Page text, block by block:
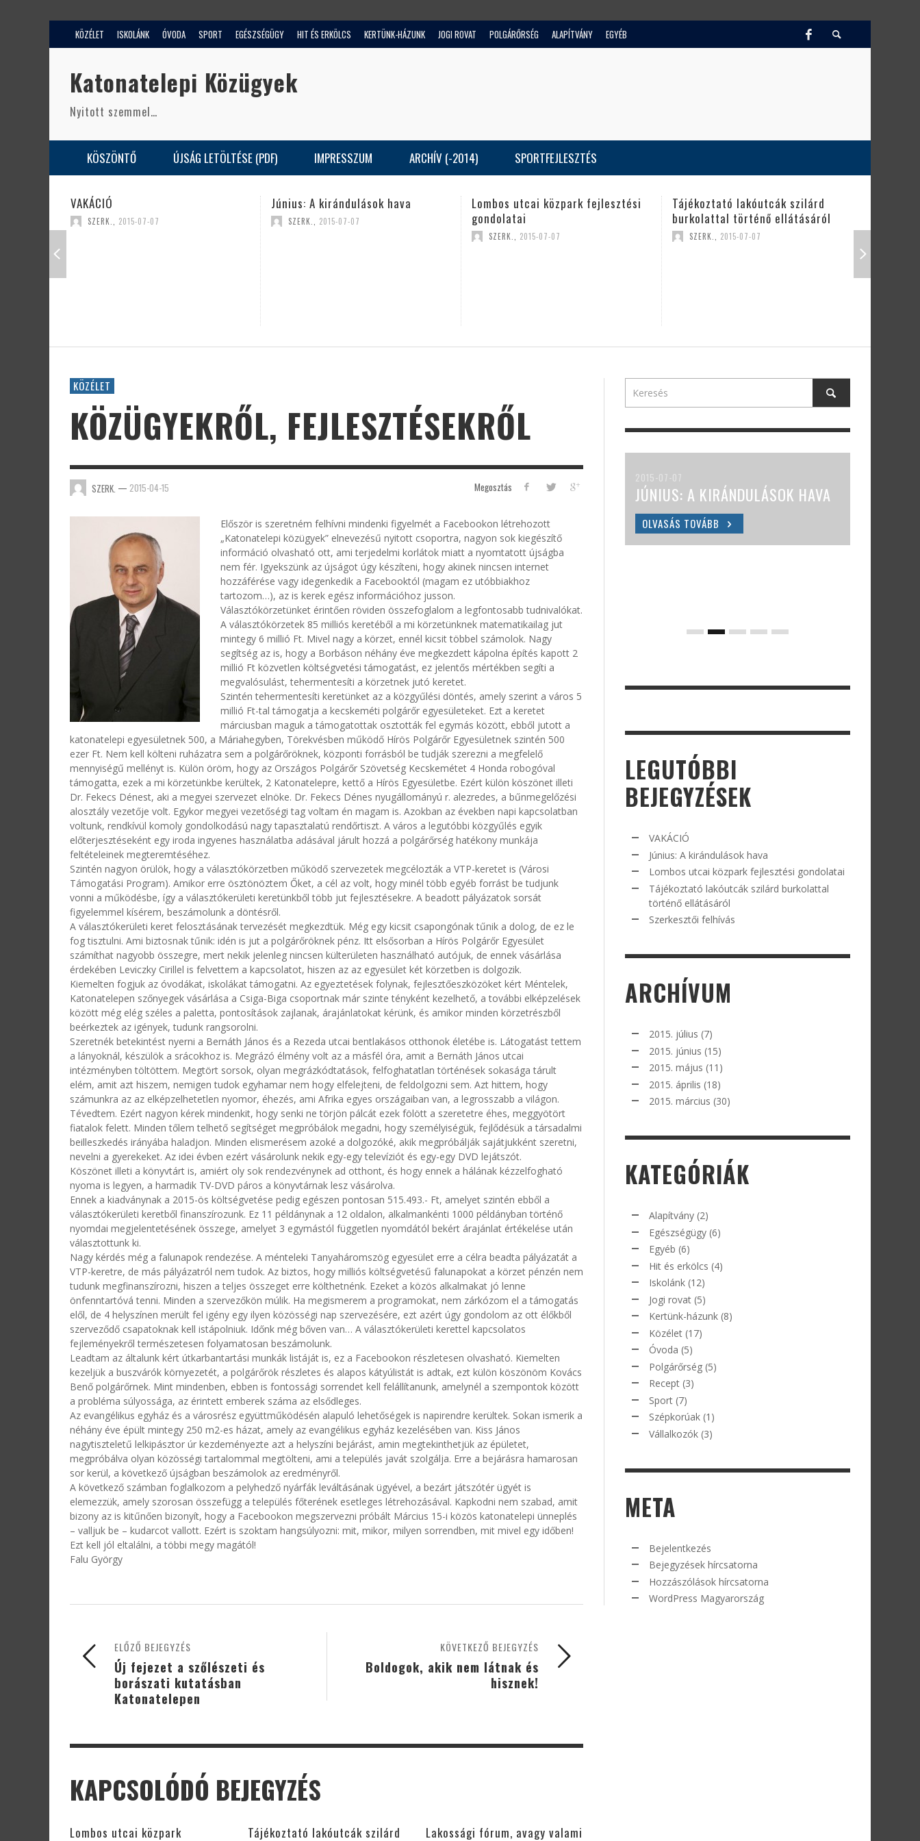
KÖZÉLET ISKOLÁNK ÓVODA SPORT EGÉSZSÉGÜGY HIT ÉS ERKÖLCS KERTÜNK-HÁZUNK JOGI ROVAT POLGÁRŐRSÉG ALAPÍTVÁNY EGYÉB
Katonatelepi Közügyek
Nyitott szemmel…
KÖSZÖNTŐ ÚJSÁG LETÖLTÉSE (PDF) IMPRESSZUM ARCHÍV (-2014) SPORTFEJLESZTÉS
SZERK.
Lombos utcai közpark fejlesztési
gondolatai
Tájékoztató lakóutcák szilárd
burkolattal történő ellátásáról
SZERK.
Szerkesztői felhívás
SZERK., 2015-07-07
KÖZÉLET
KÖZÜGYEKRŐL, FEJLESZTÉSEKRŐL
Megosztás
SZERK. — 2015-04-15
Először is szeretném felhívni mindenki figyelmét a Facebookon létrehozott
„Katonatelepi közügyek” elnevezésű nyitott csoportra, nagyon sok kiegészítő
információ olvasható ott, ami terjedelmi korlátok miatt a nyomtatott újságba
nem fér. Igyekszünk az újságot úgy készíteni, hogy akinek nincsen internet
hozzáférése vagy idegenkedik a Facebooktól (magam ez utóbbiakhoz
tartozom…), az is kerek egész információhoz jusson.
Választókörzetünket érintően röviden összefoglalom a legfontosabb tudnivalókat.
A választókörzetek 85 milliós keretéből a mi körzetünknek matematikailag jut
mintegy 6 millió Ft. Mivel nagy a körzet, ennél kicsit többel számolok. Nagy
segítség az is, hogy a Borbáson néhány éve megkezdett kápolna építés kapott 2
millió Ft közvetlen költségvetési támogatást, ez jelentős mértékben segíti a
megvalósulást, tehermentesíti a körzetnek jutó keretet.
Szintén tehermentesíti keretünket az a közgyűlési döntés, amely szerint a város 5
millió Ft-tal támogatja a kecskeméti polgárőr egyesületeket. Ezt a keretet
márciusban maguk a támogatottak osztották fel egymás között, ebből jutott a
katonatelepi egyesületnek 500, a Máriahegyben, Törekvésben működő Hírös Polgárőr Egyesületnek szintén 500
ezer Ft. Nem kell költeni ruházatra sem a polgárőröknek, központi forrásból be tudják szerezni a megfelelő
mennyiségű mellényt is. Külön öröm, hogy az Országos Polgárőr Szövetség Kecskemétet 4 Honda robogóval
támogatta, ezek a mi körzetünkbe kerültek, 2 Katonatelepre, kettő a Hírös Egyesületbe. Ezért külön köszönet illeti
Dr. Fekecs Dénest, aki a megyei szervezet elnöke. Dr. Fekecs Dénes nyugállományú r. alezredes, a bűnmegelőzési
alosztály vezetője volt. Egykor megyei vezetőségi tag voltam én magam is. Azokban az években napi kapcsolatban
voltunk, rendkívül komoly gondolkodású nagy tapasztalatú rendőrtiszt. A város a legutóbbi közgyűlés egyik
előterjesztéseként egy iroda ingyenes használatba adásával járult hozzá a polgárőrség hatékony munkája
feltételeinek megteremtéséhez.
Szintén nagyon örülök, hogy a választókörzetben működő szervezetek megcélozták a VTP-keretet is (Városi
Támogatási Program). Amikor erre ösztönöztem Őket, a cél az volt, hogy minél több egyéb forrást be tudjunk
vonni a működésbe, így a választókerületi keretünkből több jut fejlesztésekre. A beadott pályázatok sorsát
figyelemmel kísérem, beszámolunk a döntésről.
A választókerületi keret felosztásának tervezését megkezdtük. Még egy kicsit csapongónak tűnik a dolog, de ez le
fog tisztulni. Ami biztosnak tűnik: idén is jut a polgárőröknek pénz. Itt elsősorban a Hírös Polgárőr Egyesület
számíthat nagyobb összegre, mert nekik jelenleg nincsen külterületen használható autójuk, de ennek vásárlása
érdekében Leviczky Cirillel is felvettem a kapcsolatot, hiszen az az egyesület két körzetben is dolgozik.
Kiemelten fogjuk az óvodákat, iskolákat támogatni. Az egyeztetések folynak, fejlesztőeszközöket kért Méntelek,
Katonatelepen szőnyegek vásárlása a Csiga-Biga csoportnak már szinte tényként kezelhető, a további elképzelések
között még elég széles a paletta, pontosítások zajlanak, árajánlatokat kérünk, és amikor minden körzetrészből
beérkeztek az igények, tudunk rangsorolni.
Szeretnék betekintést nyerni a Bernáth János és a Rezeda utcai bentlakásos otthonok életébe is. Látogatást tettem
a lányoknál, készülök a srácokhoz is. Megrázó élmény volt az a másfél óra, amit a Bernáth János utcai
intézményben töltöttem. Megtört sorsok, olyan megrázkódtatások, felfoghatatlan történések sokasága tárult
elém, amit azt hiszem, nemigen tudok egyhamar nem hogy elfelejteni, de feldolgozni sem. Azt hittem, hogy
számunkra az az elképzelhetetlen nyomor, éhezés, ami Afrika egyes országaiban van, a legrosszabb a világon.
Tévedtem. Ezért nagyon kérek mindenkit, hogy senki ne törjön pálcát ezek fölött a szeretetre éhes, meggyötört
fiatalok felett. Minden tőlem telhető segítséget megpróbálok megadni, hogy személyiségük, fejlődésük a társadalmi
beilleszkedés irányába haladjon. Minden elismerésem azoké a dolgozóké, akik megpróbálják sajátjukként szeretni,
nevelni a gyerekeket. Az idei évben ezért vásárolunk nekik egy-egy televíziót és egy-egy DVD lejátszót.
Köszönet illeti a könyvtárt is, amiért oly sok rendezvénynek ad otthont, és hogy ennek a hálának kézzelfogható
nyoma is legyen, a harmadik TV-DVD páros a könyvtárnak lesz vásárolva.
Ennek a kiadványnak a 2015-ös költségvetése pedig egészen pontosan 515.493.- Ft, amelyet szintén ebből a
választókerületi keretből finanszírozunk. Ez 11 példánynak a 12 oldalon, alkalmankénti 1000 példányban történő
nyomdai megjelentetésének összege, amelyet 3 egymástól független nyomdától bekért árajánlat értékelése után
választottunk ki.
Nagy kérdés még a falunapok rendezése. A ménteleki Tanyaháromszög egyesület erre a célra beadta pályázatát a
VTP-keretre, de más pályázatról nem tudok. Az biztos, hogy milliós költségvetésű falunapokat a körzet pénzén nem
tudunk megfinanszírozni, hiszen a teljes összeget erre költhetnénk. Ezeket a közös alkalmakat jó lenne
önfenntartóvá tenni. Minden a szervezőkön múlik. Ha megismerem a programokat, nem zárkózom el a támogatás
elől, de 4 helyszínen merült fel igény egy ilyen közösségi nap szervezésére, ezt azért úgy gondolom az ott élőkből
szerveződő csapatoknak kell istápolniuk. Időnk még bőven van… A választókerületi kerettel kapcsolatos
fejleményekről természetesen folyamatosan beszámolunk.
Leadtam az általunk kért útkarbantartási munkák listáját is, ez a Facebookon részletesen olvasható. Kiemelten
kezeljük a buszvárók környezetét, a polgárőrök részletes és alapos kátyúlistát is adtak, ezt külön köszönöm Kovács
Benő polgárőrnek. Mint mindenben, ebben is fontossági sorrendet kell felállítanunk, amelynél a szempontok között
a probléma súlyossága, az érintett emberek száma az elsődleges.
Az evangélikus egyház és a városrész együttműködésén alapuló lehetőségek is napirendre kerültek. Sokan ismerik a
néhány éve épült mintegy 250 m2-es házat, amely az evangélikus egyház kezelésében van. Kiss János
nagytiszteletű lelkipásztor úr kezdeményezte azt a helyszíni bejárást, amin megtekinthetjük az épületet,
megpróbálva olyan közösségi tartalommal megtölteni, ami a település javát szolgálja. Erre a bejárásra hamarosan
sor kerül, a következő újságban beszámolok az eredményről.
A következő számban foglalkozom a pelyhedző nyárfák leváltásának ügyével, a bezárt játszótér ügyét is
elemezzük, amely szorosan összefügg a település főterének esetleges létrehozásával. Kapkodni nem szabad, amit
bizony az is kitűnően bizonyít, hogy a Facebookon megszervezni próbált Március 15-i közös katonatelepi ünneplés
– valljuk be – kudarcot vallott. Ezért is szoktam hangsúlyozni: mit, mikor, milyen sorrendben, mit mivel egy időben!
Ezt kell jól eltalálni, a többi megy magától!
Falu György
KÖVETKEZŐ BEJEGYZÉS
Boldogok, akik nem látnak és
hisznek!
ELŐZŐ BEJEGYZÉS
Új fejezet a szőlészeti és
borászati kutatásban
Katonatelepen
KAPCSOLÓDÓ BEJEGYZÉS
Lombos utcai közpark
Tájékoztató lakóutcák szilárd
Lakossági fórum, avagy valami
2015-07-07
JÚNIUS: A KIRÁNDULÁSOK HAVA
OLVASÁS TOVÁBB
LEGUTÓBBI
BEJEGYZÉSEK
VAKÁCIÓ
Június: A kirándulások hava
Lombos utcai közpark fejlesztési gondolatai
Tájékoztató lakóutcák szilárd burkolattal
történő ellátásáról
Szerkesztői felhívás
ARCHÍVUM
2015. július (7)
2015. június (15)
2015. május (11)
2015. április (18)
2015. március (30)
KATEGÓRIÁK
Alapítvány (2)
Egészségügy (6)
Egyéb (6)
Hit és erkölcs (4)
Iskolánk (12)
Jogi rovat (5)
Kertünk-házunk (8)
Közélet (17)
Óvoda (5)
Polgárőrség (5)
Recept (3)
Sport (7)
Szépkorúak (1)
Vállalkozók (3)
META
Bejelentkezés
Bejegyzések hírcsatorna
Hozzászólások hírcsatorna
WordPress Magyarország